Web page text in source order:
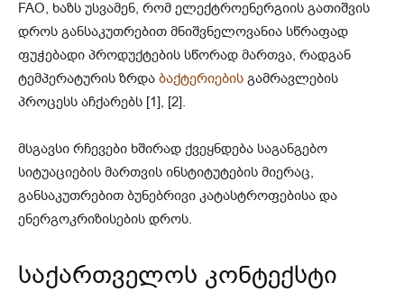
FAO, ხაზს უსვამენ, რომ ელექტროენერგიის გათიშვის
დროს განსაკუთრებით მნიშვნელოვანია სწრაფად
ფუჭებადი პროდუქტების სწორად მართვა, რადგან
ტემპერატურის ზრდა ბაქტერიების გამრავლების
პროცესს აჩქარებს [1], [2].
მსგავსი რჩევები ხშირად ქვეყნდება საგანგებო
სიტუაციების მართვის ინსტიტუტების მიერაც,
განსაკუთრებით ბუნებრივი კატასტროფებისა და
ენერგოკრიზისების დროს.
საქართველოს კონტექსტი